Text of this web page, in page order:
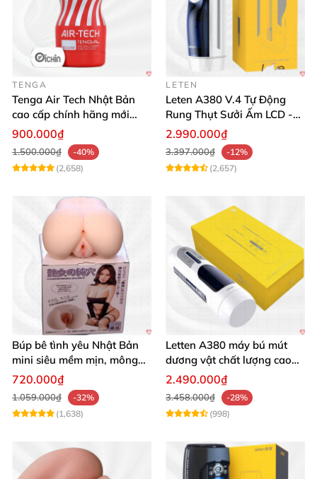
TENGA
Tenga Air Tech Nhật Bản
cao cấp chính hãng mới
seal giá tốt
900.000₫
1.500.000₫
-40%
(2,658)
LETEN
Leten A380 V.4 Tự Động
Rung Thụt Sưởi Ấm LCD -
Mua Ngay
2.990.000₫
3.397.000₫
-12%
(2,657)
Búp bê tình yêu Nhật Bản
mini siêu mềm mịn, mông
tròn quyến rũ
720.000₫
1.059.000₫
-32%
(1,638)
Letten A380 máy bú mút
dương vật chất lượng cao
giá tốt
2.490.000₫
3.458.000₫
-28%
(998)